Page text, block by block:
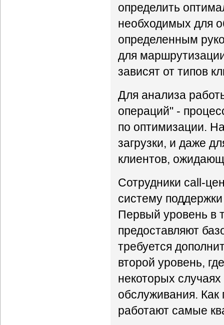
определить
необходимых для
определенным
для
зависят от типов
Для анализа
операций" -
по оптимизации.
загрузки, и даже
клиентов,
Сотрудники call-
систему
Первый уровень в
предоставляют
требуется
второй уровень,
некоторых
обслуживания. Как
работают самые